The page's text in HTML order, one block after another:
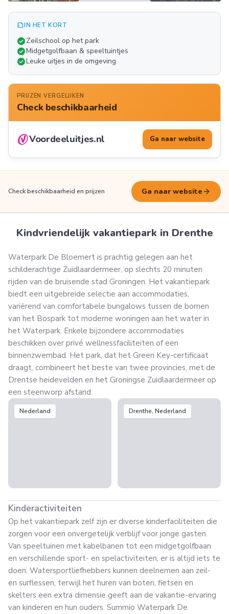
summarizeIN HET KORT
check_circleZeilschool op het park
check_circleMidgetgolfbaan & speeltuintjes
check_circleLeuke uitjes in de omgeving
PRIJZEN VERGELIJKEN
Check beschikbaarheid
Voordeeluitjes.nl Ga naar website
Check beschikbaarheid en prijzen Ga naar website arrow_forward
Kindvriendelijk vakantiepark in Drenthe
Waterpark De Bloemert is prachtig gelegen aan het
schilderachtige Zuidlaardermeer, op slechts 20 minuten
rijden van de bruisende stad Groningen. Het vakantiepark
biedt een uitgebreide selectie aan accommodaties,
variërend van comfortabele bungalows tussen de bomen
van het Bospark tot moderne woningen aan het water in
het Waterpark. Enkele bijzondere accommodaties
beschikken over privé wellnessfaciliteiten of een
binnenzwembad. Het park, dat het Green Key-certificaat
draagt, combineert het beste van twee provincies, met de
Drentse heidevelden en het Groningse Zuidlaardermeer op
een steenworp afstand.
Nederland Drenthe, Nederland
Kinderactiviteiten
Op het vakantiepark zelf zijn er diverse kinderfaciliteiten die
zorgen voor een onvergetelijk verblijf voor jonge gasten.
Van speeltuinen met kabelbanen tot een midgetgolfbaan
en verschillende sport- en spelactiviteiten, er is altijd iets te
doen. Watersportliefhebbers kunnen deelnemen aan zeil-
en surflessen, terwijl het huren van boten, fietsen en
skelters een extra dimensie geeft aan de vakantie-ervaring
van kinderen en hun ouders. Summio Waterpark De